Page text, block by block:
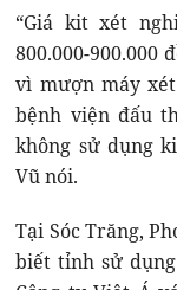
“Giá kit xét
800.000-900.000
vì mượn máy
bệnh viện đấu
không sử dụng
Vũ nói.
Tại Sóc Trăng,
biết tỉnh sử